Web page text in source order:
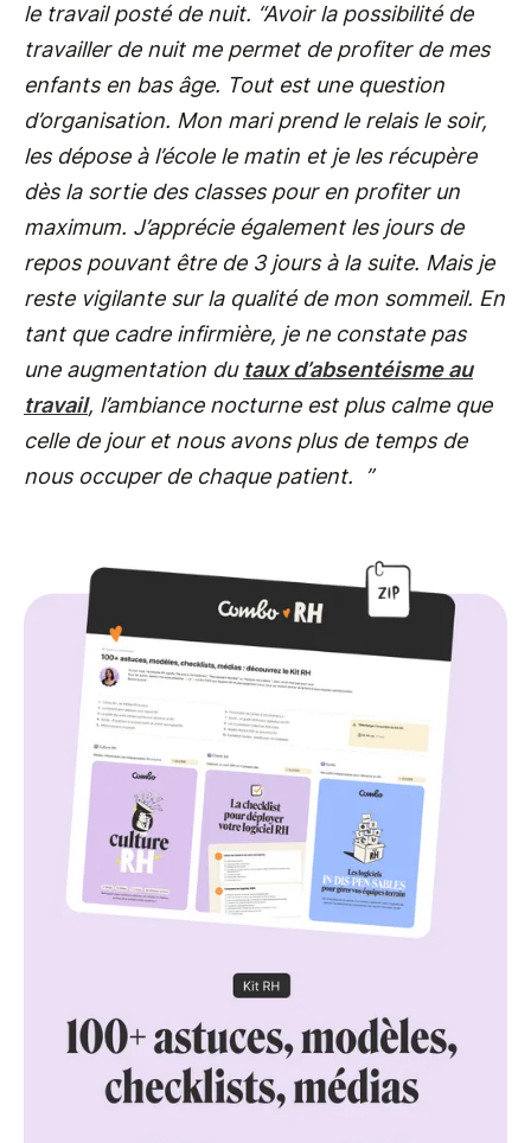
le travail posté de nuit. “Avoir la possibilité de
travailler de nuit me permet de profiter de mes
enfants en bas âge. Tout est une question
d’organisation. Mon mari prend le relais le soir,
les dépose à l’école le matin et je les récupère
dès la sortie des classes pour en profiter un
maximum. J’apprécie également les jours de
repos pouvant être de 3 jours à la suite. Mais je
reste vigilante sur la qualité de mon sommeil. En
tant que cadre infirmière, je ne constate pas
une augmentation du taux d’absentéisme au
travail, l’ambiance nocturne est plus calme que
celle de jour et nous avons plus de temps de
nous occuper de chaque patient. ”